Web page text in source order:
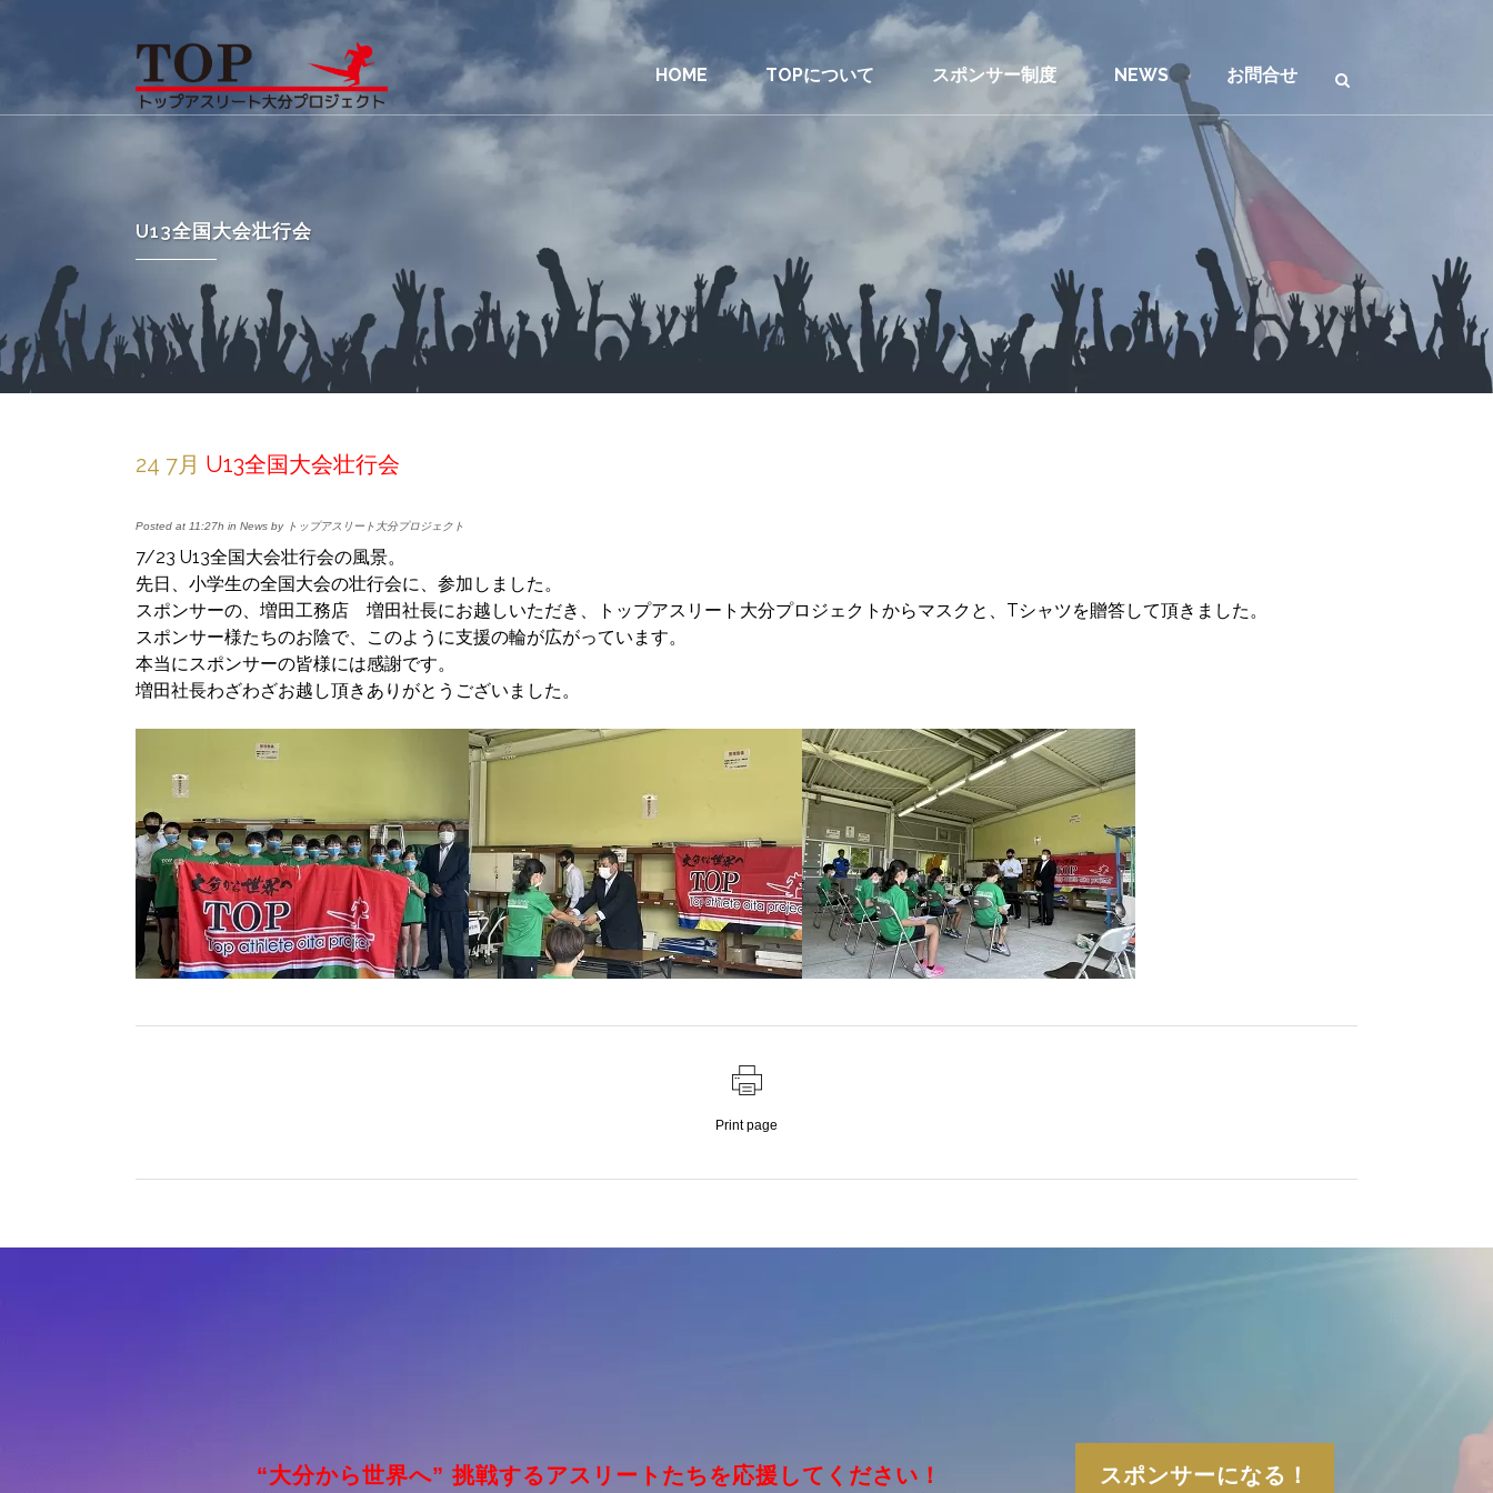
HOME TOPについて スポンサー制度 NEWS お問合せ
U13全国大会壮行会
24 7月 U13全国大会壮行会
Posted at 11:27h in News by トップアスリート大分プロジェクト
7/23 U13全国大会壮行会の風景。
先日、小学生の全国大会の壮行会に、参加しました。
スポンサーの、増田工務店 増田社長にお越しいただき、トップアスリート大分プロジェクトからマスクと、Tシャツを贈答して頂きました。
スポンサー様たちのお陰で、このように支援の輪が広がっています。
本当にスポンサーの皆様には感謝です。
増田社長わざわざお越し頂きありがとうございました。
Print page
“大分から世界へ” 挑戦するアスリートたちを応援してください！ スポンサーになる！